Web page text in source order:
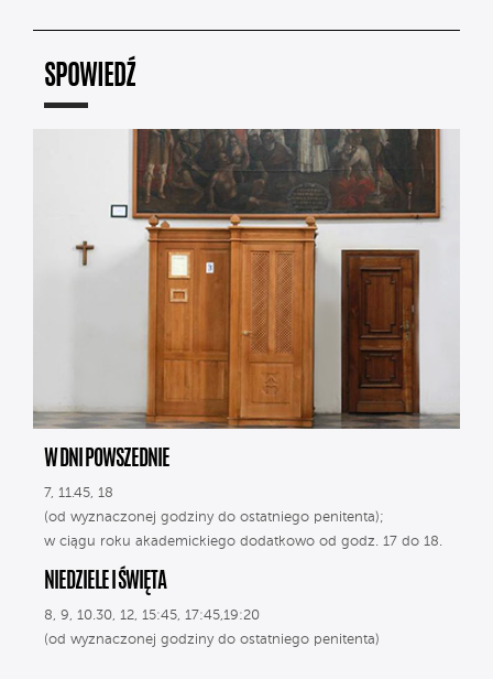
SPOWIEDŹ
W DNI POWSZEDNIE
7, 11.45, 18
(od wyznaczonej godziny do ostatniego penitenta);
w ciągu roku akademickiego dodatkowo od godz. 17 do 18.
NIEDZIELE I ŚWIĘTA
8, 9, 10.30, 12, 15:45, 17:45,19:20
(od wyznaczonej godziny do ostatniego penitenta)